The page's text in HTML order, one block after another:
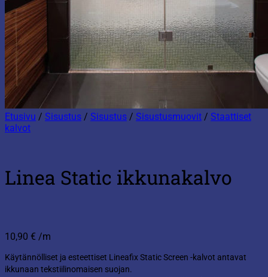
Etusivu / Sisustus / Sisustus / Sisustusmuovit / Staattiset
kalvot
Linea Static ikkunakalvo
10,90 € /m
Käytännölliset ja esteettiset Lineafix Static Screen -kalvot antavat
ikkunaan tekstiilinomaisen suojan.